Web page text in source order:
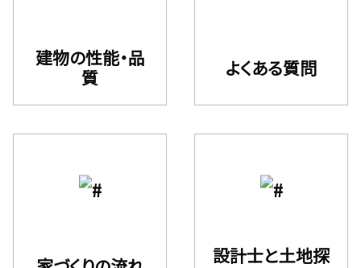
建物の性能・品
質
よくある質問
設計⼠と⼟地探